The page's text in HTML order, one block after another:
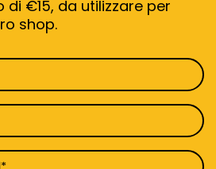
€15, da utilizzare per
shop.